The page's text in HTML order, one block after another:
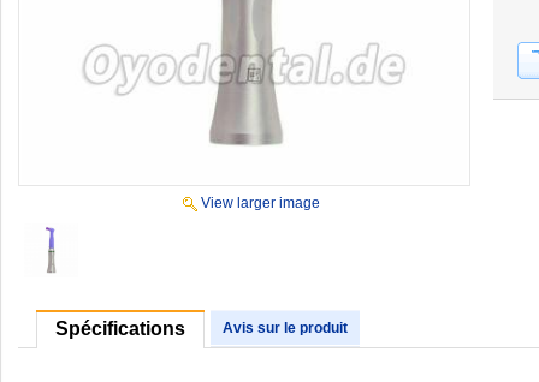
View larger image
Spécifications Avis sur le produit